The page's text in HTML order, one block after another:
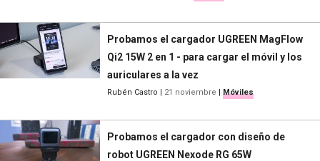
Probamos el cargador UGREEN MagFlow
Qi2 15W 2 en 1 - para cargar el móvil y los
auriculares a la vez
Rubén Castro | 21 noviembre | Móviles
Probamos el cargador con diseño de
robot UGREEN Nexode RG 65W